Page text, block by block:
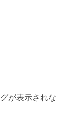
が表示されな